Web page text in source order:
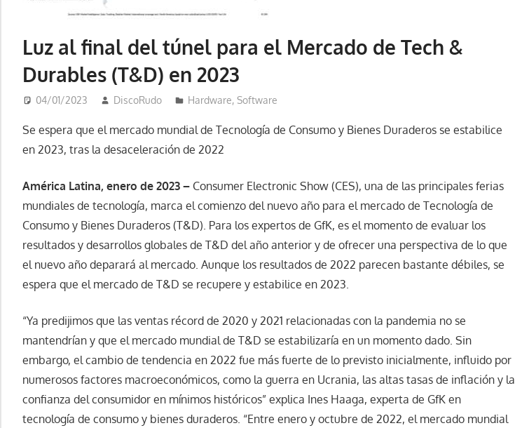
Luz al final del túnel para el Mercado de Tech &
Durables (T&D) en 2023
04/01/2023 DiscoRudo Hardware, Software
Se espera que el mercado mundial de Tecnología de Consumo y Bienes Duraderos se estabilice
en 2023, tras la desaceleración de 2022
América Latina, enero de 2023 – Consumer Electronic Show (CES), una de las principales ferias
mundiales de tecnología, marca el comienzo del nuevo año para el mercado de Tecnología de
Consumo y Bienes Duraderos (T&D). Para los expertos de GfK, es el momento de evaluar los
resultados y desarrollos globales de T&D del año anterior y de ofrecer una perspectiva de lo que
el nuevo año deparará al mercado. Aunque los resultados de 2022 parecen bastante débiles, se
espera que el mercado de T&D se recupere y estabilice en 2023.
“Ya predijimos que las ventas récord de 2020 y 2021 relacionadas con la pandemia no se
mantendrían y que el mercado mundial de T&D se estabilizaría en un momento dado. Sin
embargo, el cambio de tendencia en 2022 fue más fuerte de lo previsto inicialmente, influido por
numerosos factores macroeconómicos, como la guerra en Ucrania, las altas tasas de inflación y la
confianza del consumidor en mínimos históricos” explica Ines Haaga, experta de GfK en
tecnología de consumo y bienes duraderos. “Entre enero y octubre de 2022, el mercado mundial